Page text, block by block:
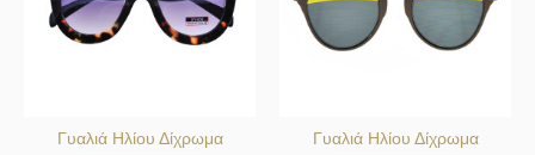
Γυαλιά Ηλίου Δίχρωμα Γυαλιά Ηλίου Δίχρωμα